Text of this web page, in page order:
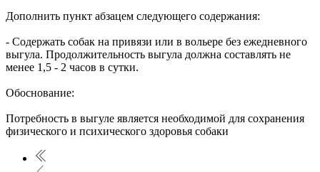
Дополнить пункт абзацем следующего содержания:
- Содержать собак на привязи или в вольере без ежедневного
выгула. Продолжительность выгула должна составлять не
менее 1,5 - 2 часов в сутки.
Обоснование:
Потребность в выгуле является необходимой для сохранения
физического и психического здоровья собаки